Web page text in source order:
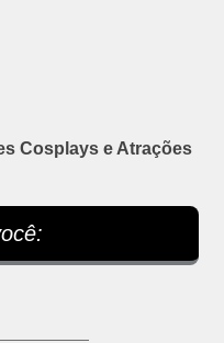
Cosplays e Atrações